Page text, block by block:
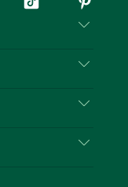
抖